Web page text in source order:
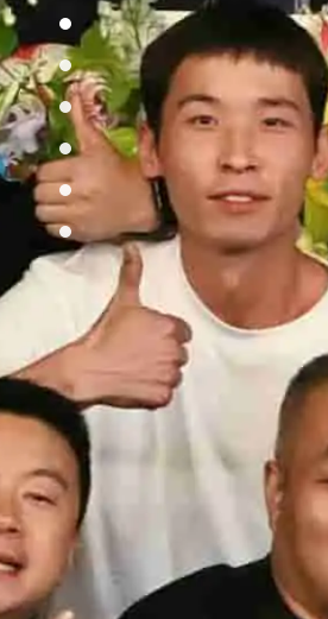
首页
近期热映
草民影音新闻
草民影音群星
草民影音作品
关于草民影音